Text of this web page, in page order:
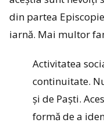
din partea
iarnă. Mai multor
Activitatea
continuitate.
și de Paști.
formă de a